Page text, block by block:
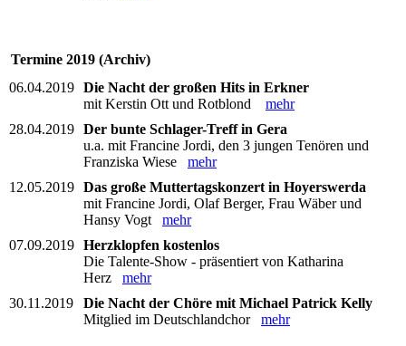
Termine 2019 (Archiv)
06.04.2019 Die Nacht der großen Hits in Erkner
mit Kerstin Ott und Rotblond mehr
28.04.2019 Der bunte Schlager-Treff in Gera
u.a. mit Francine Jordi, den 3 jungen Tenören und
Franziska Wiese mehr
12.05.2019 Das große Muttertagskonzert in Hoyerswerda
mit Francine Jordi, Olaf Berger, Frau Wäber und
Hansy Vogt mehr
07.09.2019 Herzklopfen kostenlos
Die Talente-Show - präsentiert von Katharina
Herz mehr
30.11.2019
Die Nacht der Chöre mit Michael Patrick Kelly
Mitglied im Deutschlandchor mehr